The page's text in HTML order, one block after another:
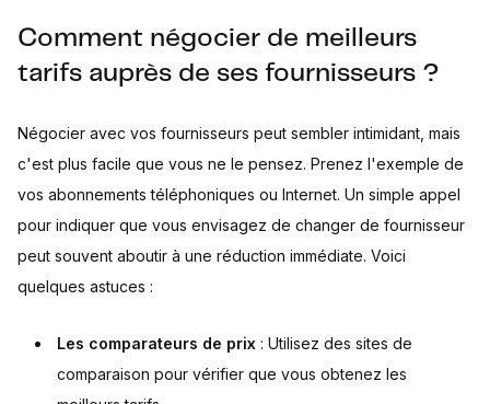
Comment négocier de meilleurs
tarifs auprès de ses fournisseurs ?
Négocier avec vos fournisseurs peut sembler intimidant, mais
c'est plus facile que vous ne le pensez. Prenez l'exemple de
vos abonnements téléphoniques ou Internet. Un simple appel
pour indiquer que vous envisagez de changer de fournisseur
peut souvent aboutir à une réduction immédiate. Voici
quelques astuces :
Les comparateurs de prix : Utilisez des sites de
comparaison pour vérifier que vous obtenez les